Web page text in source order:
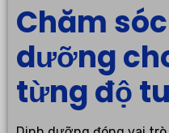
Chăm
dưỡng
từng độ